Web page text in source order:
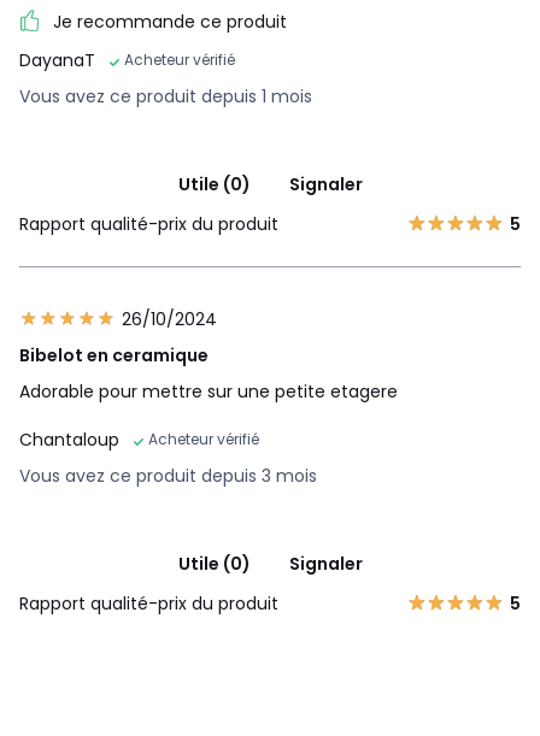
Je recommande ce produit
DayanaT
Acheteur vérifié
Vous avez ce produit depuis 1 mois
Utile (0)
Signaler
Rapport qualité-prix du produit
5
26/10/2024
Bibelot en ceramique
Adorable pour mettre sur une petite etagere
Chantaloup
Acheteur vérifié
Vous avez ce produit depuis 3 mois
Utile (0)
Signaler
Rapport qualité-prix du produit
5